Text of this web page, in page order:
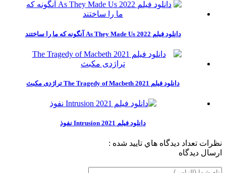
دانلود فیلم As They Made Us 2022 آنگونه که ما را ساختند
دانلود فیلم The Tragedy of Macbeth 2021 تراژدی مکبث
دانلود فیلم Intrusion 2021 نفوذ
نظرات تعداد ديدگاه هاي تاييد شده :
ارسال ديدگاه